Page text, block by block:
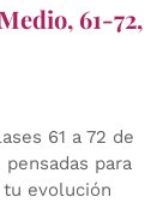
61-72,
61 a 72 de
para
tu evolución